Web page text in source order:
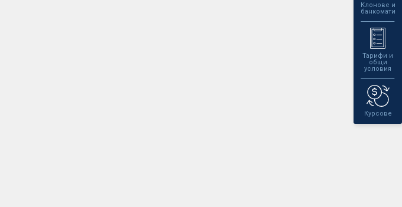
Клонове и
банкомати
Тарифи и
общи
условия
Курсове